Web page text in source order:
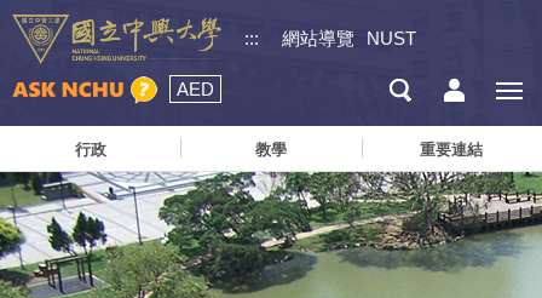
::: 網站導覽 NUST
AED
行政 教學 重要連結